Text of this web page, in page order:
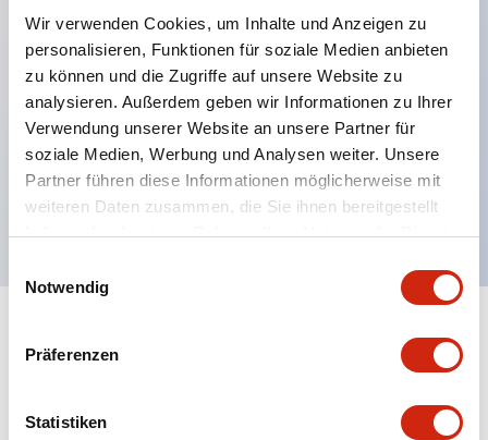
Wir verwenden Cookies, um Inhalte und Anzeigen zu
personalisieren, Funktionen für soziale Medien anbieten
zu können und die Zugriffe auf unsere Website zu
analysieren. Außerdem geben wir Informationen zu Ihrer
Verwendung unserer Website an unsere Partner für
soziale Medien, Werbung und Analysen weiter. Unsere
Partner führen diese Informationen möglicherweise mit
weiteren Daten zusammen, die Sie ihnen bereitgestellt
haben oder die sie im Rahmen Ihrer Nutzung der Dienste
Notwendig
Präferenzen
Statistiken
Hohe Schaltleistung (10A)
Auswahl zwischen Steck- oder
Leiterplattenterminals
Optionen umfassen Kontrollleuchte und Prüftaste
Montageoptionen umfassen Top-Montage, DIN-
Fassung oder Frontplattenfassung
Dokumente und Dateien
Kataloge & Broschüren